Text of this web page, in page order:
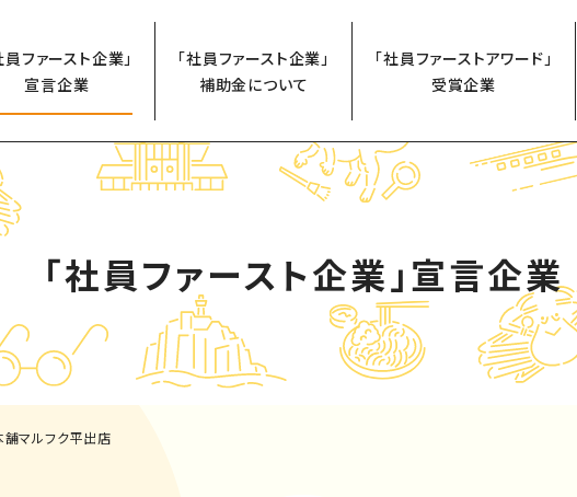
員ファースト企業」
宣言企業
「社員ファースト企業」
補助金について
「社員ファーストアワード」
受賞企業
「社員ファースト企業」宣言企業
舗マルフク平出店